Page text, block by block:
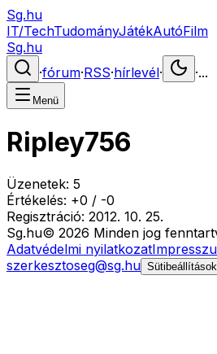
Sg.hu
IT/TechTudományJátékAutóFilm
Sg.hu
·fórum·RSS·hírlevél· ·...
Menü
Ripley756
Üzenetek: 5
Értékelés: +0 / -0
Regisztráció: 2012. 10. 25.
Sg.hu© 2026 Minden jog
Adatvédelmi nyilatkozat
szerkesztoseg@sg.hu Sütibeállítások